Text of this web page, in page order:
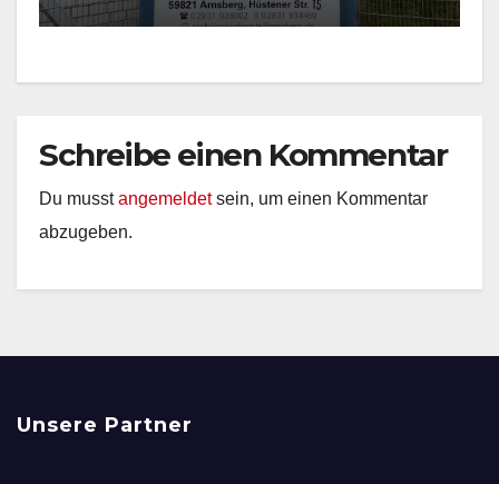
Schreibe einen Kommentar
Du musstangemeldetsein, um einen Kommentar
abzugeben.
Unsere Partner